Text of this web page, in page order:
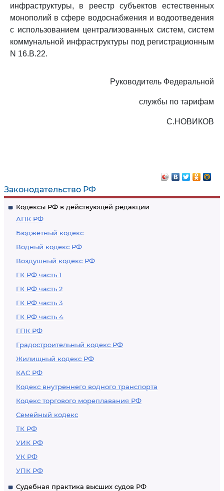
Законодательство РФ
Кодексы РФ в действующей редакции
АПК РФ
Бюджетный кодекс
Водный кодекс РФ
Воздушный кодекс РФ
ГК РФ часть 1
ГК РФ часть 2
ГК РФ часть 3
ГК РФ часть 4
ГПК РФ
Градостроительный кодекс РФ
Жилищный кодекс РФ
КАС РФ
Кодекс внутреннего водного транспорта
Кодекс торгового мореплавания РФ
Семейный кодекс
ТК РФ
УИК РФ
УК РФ
УПК РФ
Судебная практика высших судов РФ
инфраструктуры, в реестр субъектов естественных
монополий в сфере водоснабжения и водоотведения
с использованием централизованных систем, систем
коммунальной инфраструктуры под регистрационным
N 16.В.22.
Руководитель Федеральной
службы по тарифам
С.НОВИКОВ